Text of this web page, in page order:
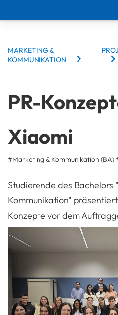
BREADCRUMBS
MARKETING &
KOMMUNIKATION
PR-
Xiaomi
#Marketing & Kommunikation (BA)
Studierende des Bachelors
Kommunikation"
Konzepte vor dem